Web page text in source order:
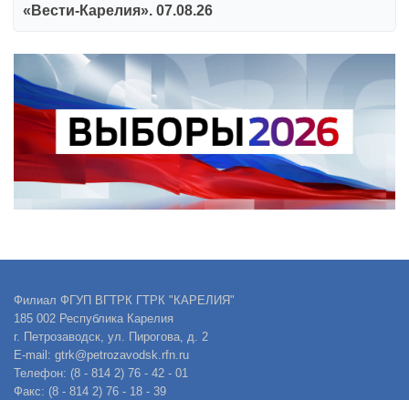
«Вести-Карелия». 07.08.26
Филиал ФГУП ВГТРК ГТРК "КАРЕЛИЯ"
185 002 Республика Карелия
г. Петрозаводск, ул. Пирогова, д. 2
E-mail: gtrk@petrozavodsk.rfn.ru
Телефон: (8 - 814 2) 76 - 42 - 01
Факс: (8 - 814 2) 76 - 18 - 39